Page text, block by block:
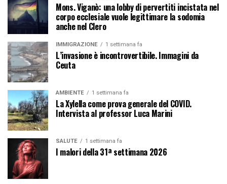
Mons. Viganò: una lobby di pervertiti incistata nel
corpo ecclesiale vuole legittimare la sodomia
anche nel Clero
IMMIGRAZIONE 1 settimana fa
L’invasione è incontrovertibile. Immagini da
Ceuta
AMBIENTE 1 settimana fa
La Xylella come prova generale del COVID.
Intervista al professor Luca Marini
SALUTE 1 settimana fa
I malori della 31ª settimana 2026